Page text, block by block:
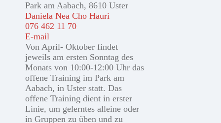
Park am Aabach, 8610 Uster
Daniela Nea Cho Hauri
076 462 11 70
E-mail
Von April- Oktober findet
jeweils am ersten Sonntag des
Monats von 10:00-12:00 Uhr das
offene Training im Park am
Aabach, in Uster statt. Das
offene Training dient in erster
Linie, um gelerntes alleine oder
in Gruppen zu üben und zu